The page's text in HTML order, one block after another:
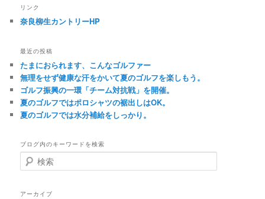
リンク
奈良柳生カントリーHP
最近の投稿
たまにおられます、こんなゴルファー
無理をせず健康な汗をかいて夏のゴルフを楽しもう。
ゴルフ振興の一環「チーム対抗戦」を開催。
夏のゴルフではポロシャツの裾出しはOK。
夏のゴルフでは水分補給をしっかり。
ブログ内のキーワードを検索
検
索
アーカイブ